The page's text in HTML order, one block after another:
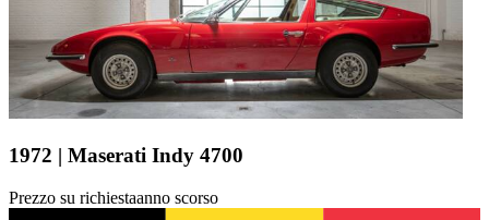
1972 | Maserati Indy 4700
Prezzo su richiestaanno scorso